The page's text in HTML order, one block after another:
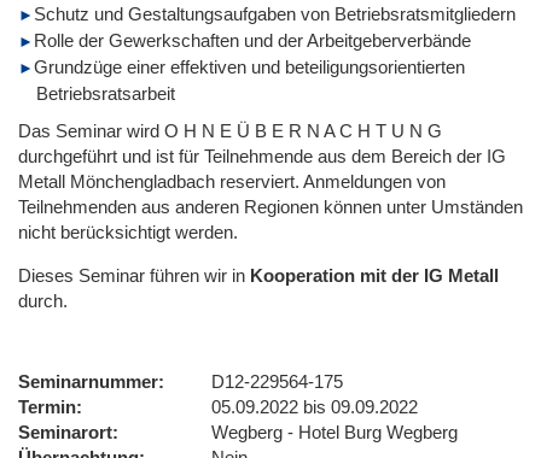
Schutz und Gestaltungsaufgaben von Betriebsratsmitgliedern
Rolle der Gewerkschaften und der Arbeitgeberverbände
Grundzüge einer effektiven und beteiligungsorientierten
Betriebsratsarbeit
Das Seminar wird O H N E Ü B E R N A C H T U N G
durchgeführt und ist für Teilnehmende aus dem Bereich der IG
Metall Mönchengladbach reserviert. Anmeldungen von
Teilnehmenden aus anderen Regionen können unter Umständen
nicht berücksichtigt werden.
Dieses Seminar führen wir in Kooperation mit der IG Metall
durch.
Seminarnummer
D12-229564-175
Termin
05.09.2022 bis 09.09.2022
Seminarort
Wegberg - Hotel Burg Wegberg